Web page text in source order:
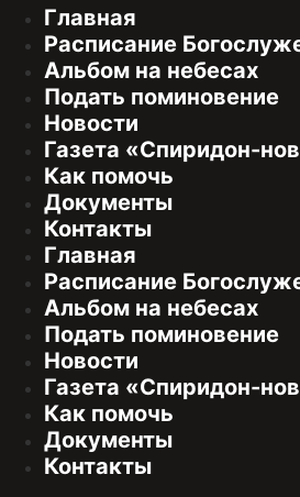
Главная
Расписание
Альбом на небесах
Подать поминовение
Новости
Газета «Спиридон-
Как помочь
Документы
Контакты
Главная
Расписание
Альбом на небесах
Подать поминовение
Новости
Газета «Спиридон-
Как помочь
Документы
Контакты